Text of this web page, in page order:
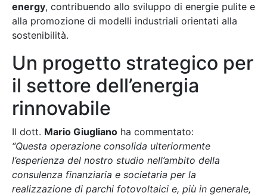
energy, contribuendo allo sviluppo di energie pulite e
alla promozione di modelli industriali orientati alla
sostenibilità.
Un progetto strategico per
il settore dell’energia
rinnovabile
Il dott. Mario Giugliano ha commentato:
“Questa operazione consolida ulteriormente
l’esperienza del nostro studio nell’ambito della
consulenza finanziaria e societaria per la
realizzazione di parchi fotovoltaici e, più in generale,